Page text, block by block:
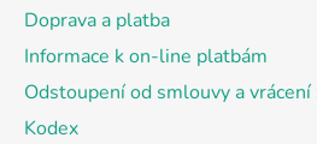
Doprava a platba
Informace k on-line platbám
Odstoupení od smlouvy a vrácení
Kodex